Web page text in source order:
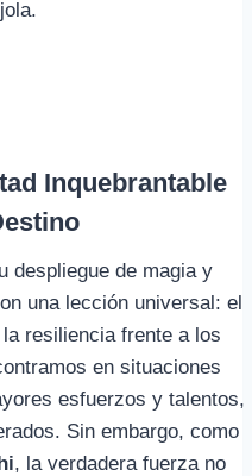
Inquebrantable
despliegue de magia y
una lección universal: el
resiliencia frente a los
en situaciones
esfuerzos y talentos,
Sin embargo, como
, la verdadera fuerza no